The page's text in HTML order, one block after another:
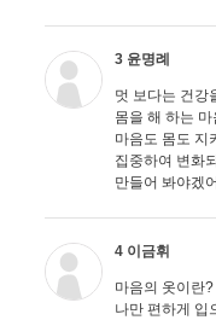
3 윤명례
멋 보다는 건강
몸을 해 하는
마음도 몸도 지
집중하여 변화
만들어 봐야겠
4 이금휘
마음의 옷이란?
나만 편하게 입